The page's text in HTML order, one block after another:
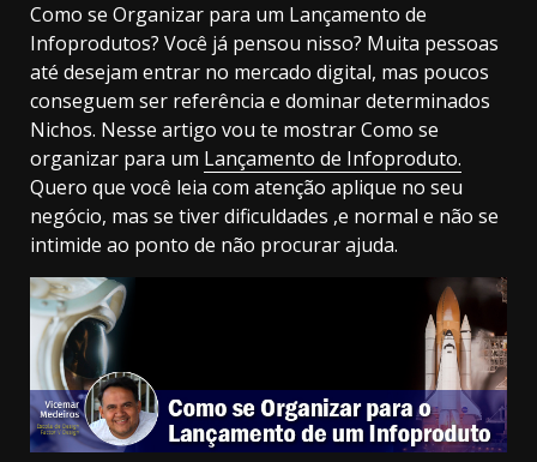
Como se Organizar para um Lançamento de
Infoprodutos? Você já pensou nisso? Muita pessoas
até desejam entrar no mercado digital, mas poucos
conseguem ser referência e dominar determinados
Nichos. Nesse artigo vou te mostrar Como se
organizar para um Lançamento de Infoproduto.
Quero que você leia com atenção aplique no seu
negócio, mas se tiver dificuldades ,e normal e não se
intimide ao ponto de não procurar ajuda.